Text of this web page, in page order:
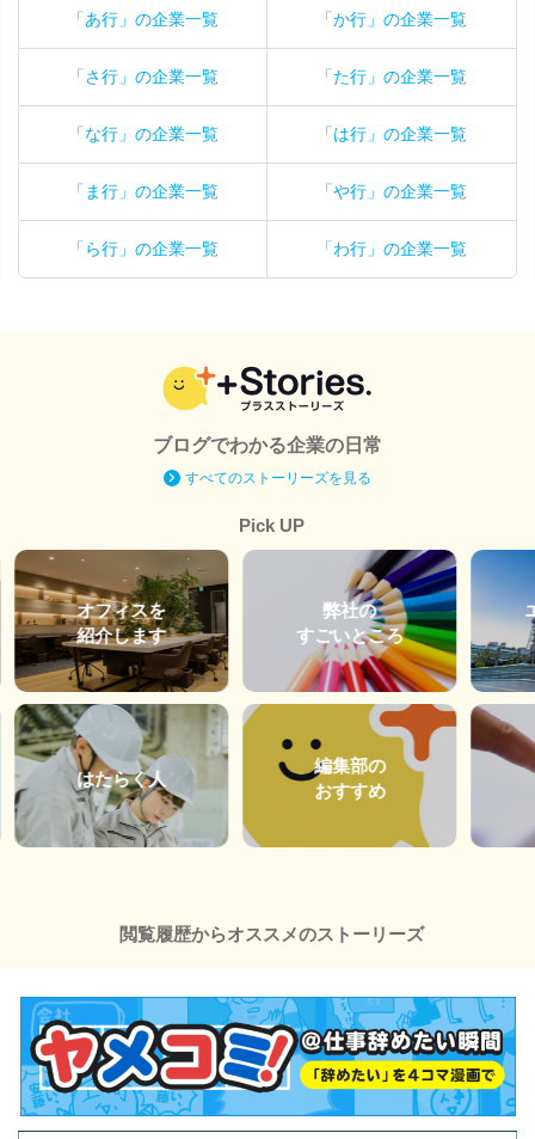
「あ行」の企業一覧 「か行」の企業一覧
「さ行」の企業一覧 「た行」の企業一覧
「な行」の企業一覧 「は行」の企業一覧
「ま行」の企業一覧 「や行」の企業一覧
「ら行」の企業一覧 「わ行」の企業一覧
ブログでわかる企業の日常
すべてのストーリーズを見る
Pick UP
オフィスを
紹介します
はたらく人
弊社の
すごいところ
編集部の
おすすめ
閲覧履歴からオススメのストーリーズ